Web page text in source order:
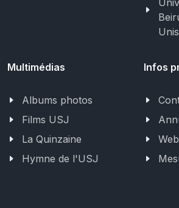
Unis
Multimédias
Albums photos
Films USJ
La Quinzaine
Hymne de l'USJ
Infos